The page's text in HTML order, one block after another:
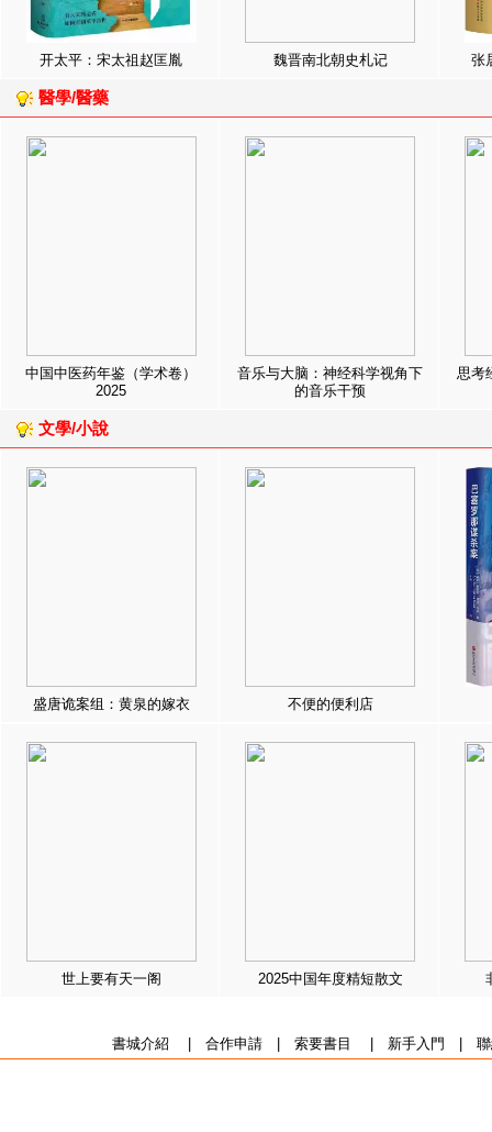
开太平：宋太祖赵匡胤 魏晋南北朝史札记 张
醫學/醫藥
中国中医药年鉴（学术卷）
2025
音乐与大脑：神经科学视角下
的音乐干预
思考
文學/小說
盛唐诡案组：黄泉的嫁衣 不便的便利店
世上要有天一阁 2025中国年度精短散文
書城介紹 合作申請| 索要書目 新手入門